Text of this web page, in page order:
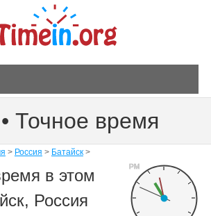
Точное время
> Россия > Батайск>
PM
в этом
Россия